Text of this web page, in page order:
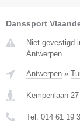
Danssport
Niet gevestigd
Antwerpen.
Antwerpen »
Kempenlaan 27
Tel: 014 61 19